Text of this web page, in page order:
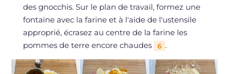
des gnocchis. Sur le plan de travail, formez une
fontaine avec la farine et à l'aide de l'ustensile
approprié, écrasez au centre de la farine les
pommes de terre encore chaudes
6 .